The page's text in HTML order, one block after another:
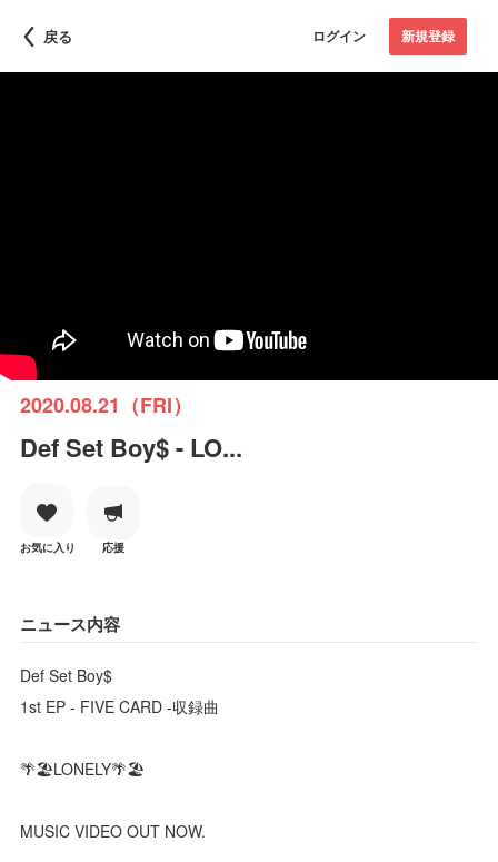
戻る ログイン 新規登録
2020.08.21（FRI）
Def Set Boy$ - LO...
お気に入り 応援
ニュース内容
Def Set Boy$
1st EP - FIVE CARD -収録曲
🌴🏖LONELY🌴🏖
MUSIC VIDEO OUT NOW.